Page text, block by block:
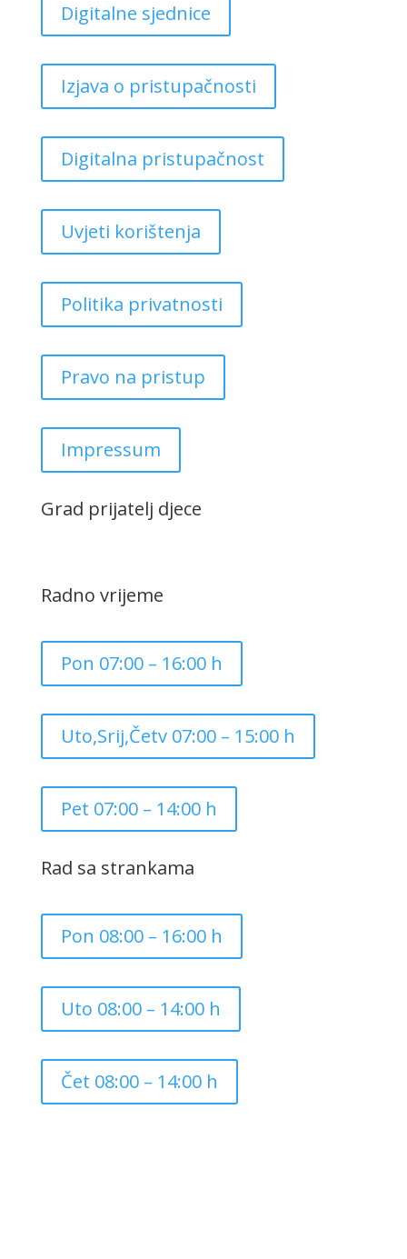
Digitalne sjednice
Izjava o pristupačnosti
Digitalna pristupačnost
Uvjeti korištenja
Politika privatnosti
Pravo na pristup
Impressum
Grad prijatelj djece
Radno vrijeme
Pon 07:00 – 16:00 h
Uto,Srij,Četv 07:00 – 15:00 h
Pet 07:00 – 14:00 h
Rad sa strankama
Pon 08:00 – 16:00 h
Uto 08:00 – 14:00 h
Čet 08:00 – 14:00 h